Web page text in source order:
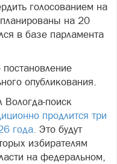
голосованием на
на 20
в базе парламента
постановление
опубликования.
поиск
продлится три
года. Это будут
избирателям
на федеральном,